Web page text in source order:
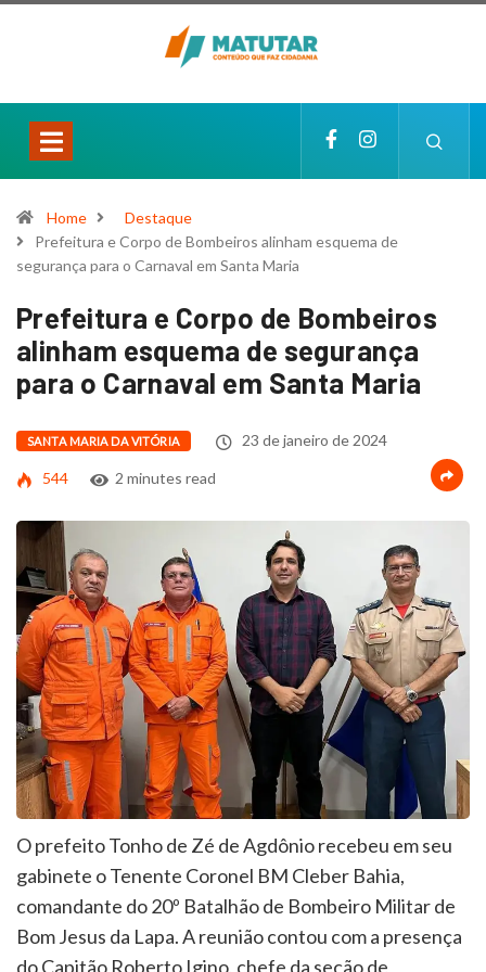
Home
Destaque
Prefeitura e Corpo de Bombeiros alinham esquema de
segurança para o Carnaval em Santa Maria
Prefeitura e Corpo de Bombeiros
alinham esquema de segurança
para o Carnaval em Santa Maria
SANTA MARIA DA VITÓRIA 23 de janeiro de 2024
544 2 minutes read
O prefeito Tonho de Zé de Agdônio recebeu em seu
gabinete o Tenente Coronel BM Cleber Bahia,
comandante do 20º Batalhão de Bombeiro Militar de
Bom Jesus da Lapa. A reunião contou com a presença
do Capitão Roberto Igino, chefe da seção de